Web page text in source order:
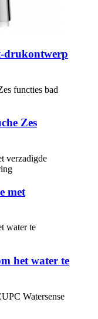
drukontwerp
Zes
met
het water te